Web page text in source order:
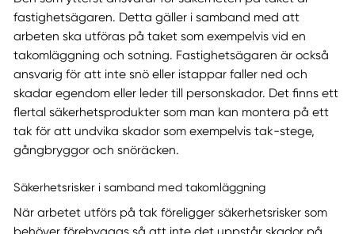
fastighetsägaren. Detta gäller i samband med att
arbeten ska utföras på taket som exempelvis vid en
takomläggning och sotning. Fastighetsägaren är också
ansvarig för att inte snö eller istappar faller ned och
skadar egendom eller leder till personskador. Det finns ett
flertal säkerhetsprodukter som man kan montera på ett
tak för att undvika skador som exempelvis tak-stege,
gångbryggor och snöräcken.
Säkerhetsrisker i samband med takomläggning
När arbetet utförs på tak föreligger säkerhetsrisker som